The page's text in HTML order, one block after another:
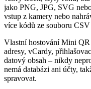
jako PNG, JPG, SVG
vstup z kamery nebo
více kódů ze souboru
Vlastní hostování Mini QR
adresy, vCardy,
datový obsah – nikdy
nemá databázi ani účty,
spravovat.